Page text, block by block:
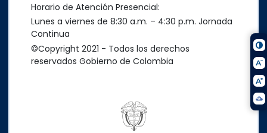
Horario de Atención Presencial:
Lunes a viernes de 8:30 a.m. – 4:30 p.m. Jornada
Continua
©Copyright 2021 - Todos los derechos
reservados Gobierno de Colombia